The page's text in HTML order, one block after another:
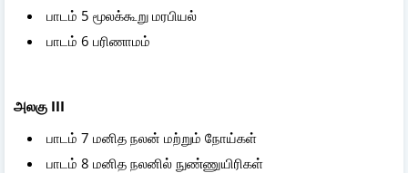
பாடம் 5 மூலக்கூறு மரபியல்
பாடம் 6 பரிணாமம்
அலகு III
பாடம் 7 மனித நலன் மற்றும் நோய்கள்
பாடம் 8 மனித நலனில் நுண்ணுயிரிகள்